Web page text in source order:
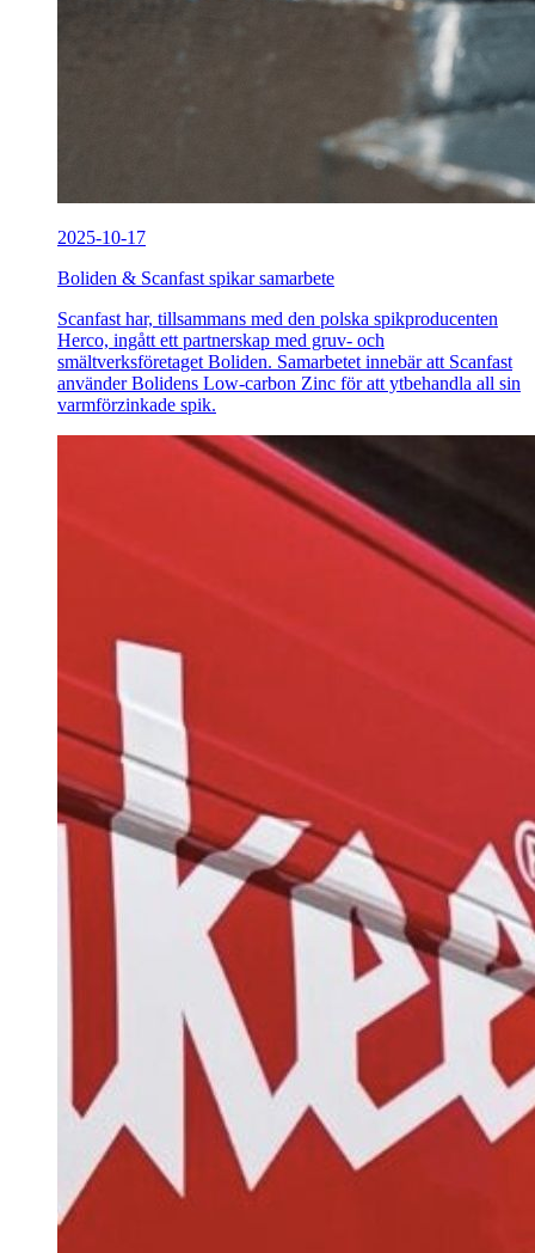
2025-10-17
Boliden & Scanfast spikar samarbete
Scanfast har, tillsammans med den polska spikproducenten
Herco, ingått ett partnerskap med gruv- och
smältverksföretaget Boliden. Samarbetet innebär att Scanfast
använder Bolidens Low-carbon Zinc för att ytbehandla all sin
varmförzinkade spik.